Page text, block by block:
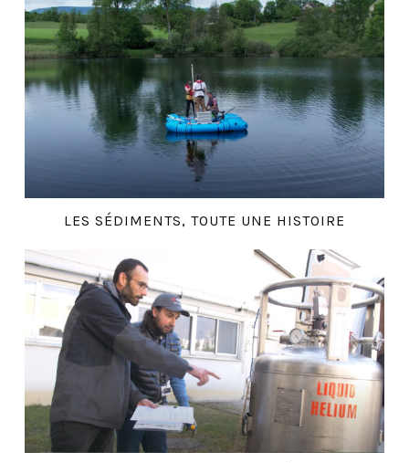
LES SÉDIMENTS, TOUTE UNE HISTOIRE